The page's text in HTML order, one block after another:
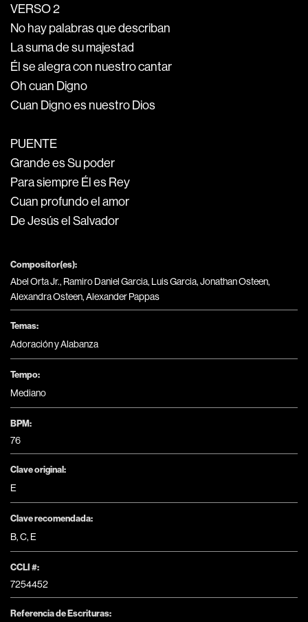
VERSO 2
No hay palabras que describan
La suma de su majestad
Él se alegra con nuestro cantar
Oh cuan Digno
Cuan Digno es nuestro Dios
PUENTE
Grande es Su poder
Para siempre Él es Rey
Cuan profundo el amor
De Jesús el Salvador
Compositor(es):
Abel Orta Jr., Ramiro Daniel Garcia, Luis Garcia, Jonathan Osteen,
Alexandra Osteen, Alexander Pappas
Temas:
Adoración y Alabanza
Tempo:
Mediano
BPM:
76
Clave original:
E
Clave recomendada:
B,C, E
CCLI #:
7254452
Referencia de Escrituras: